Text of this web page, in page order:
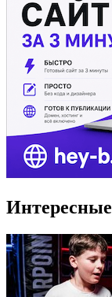
Интересные